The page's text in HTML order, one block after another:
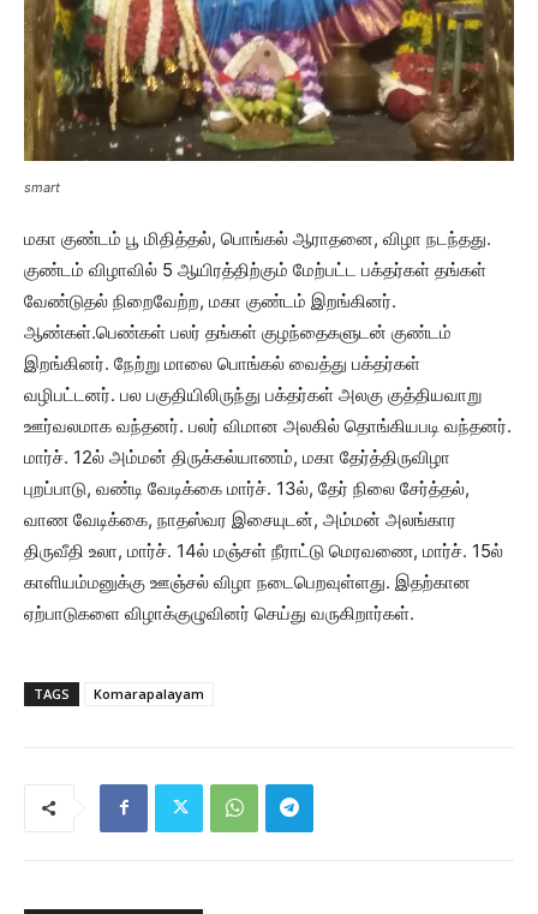
smart
மகா குண்டம் பூ மிதித்தல், பொங்கல் ஆராதனை, விழா நடந்தது.
குண்டம் விழாவில் 5 ஆயிரத்திற்கும் மேற்பட்ட பக்தர்கள் தங்கள்
வேண்டுதல் நிறைவேற்ற, மகா குண்டம் இறங்கினர்.
ஆண்கள்.பெண்கள் பலர் தங்கள் குழந்தைகளுடன் குண்டம்
இறங்கினர். நேற்று மாலை பொங்கல் வைத்து பக்தர்கள்
வழிபட்டனர். பல பகுதியிலிருந்து பக்தர்கள் அலகு குத்தியவாறு
ஊர்வலமாக வந்தனர். பலர் விமான அலகில் தொங்கியபடி வந்தனர்.
மார்ச். 12ல் அம்மன் திருக்கல்யாணம், மகா தேர்த்திருவிழா
புறப்பாடு, வண்டி வேடிக்கை மார்ச். 13ல், தேர் நிலை சேர்த்தல்,
வாண வேடிக்கை, நாதஸ்வர இசையுடன், அம்மன் அலங்கார
திருவீதி உலா, மார்ச். 14ல் மஞ்சள் நீராட்டு மெரவணை, மார்ச். 15ல்
காளியம்மனுக்கு ஊஞ்சல் விழா நடைபெறவுள்ளது. இதற்கான
ஏற்பாடுகளை விழாக்குழுவினர் செய்து வருகிறார்கள்.
TAGS Komarapalayam